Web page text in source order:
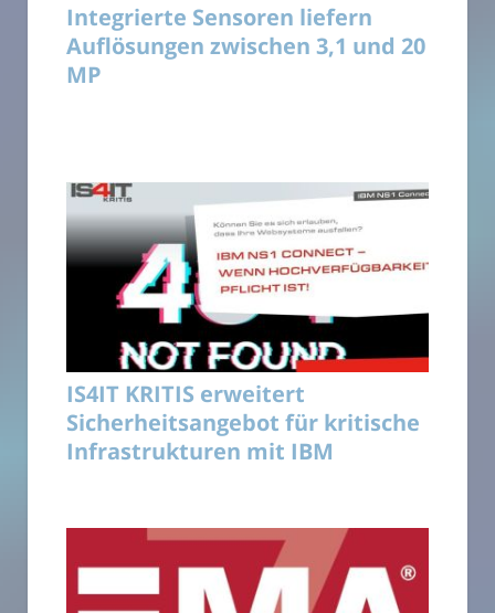
Integrierte Sensoren liefern
Auflösungen zwischen 3,1 und 20
MP
IS4IT KRITIS erweitert
Sicherheitsangebot für kritische
Infrastrukturen mit IBM